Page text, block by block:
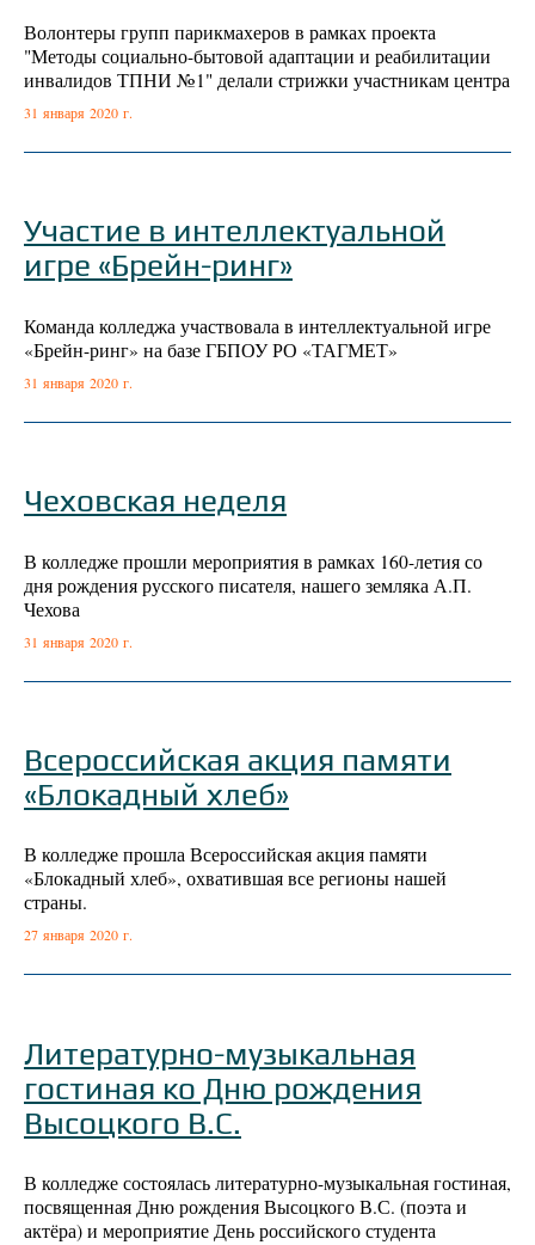
Волонтеры групп парикмахеров в рамках проекта
"Методы социально-бытовой адаптации и реабилитации
инвалидов ТПНИ №1" делали стрижки участникам центра
31 января 2020 г.
Участие в интеллектуальной
игре «Брейн-ринг»
Команда колледжа участвовала в интеллектуальной игре
«Брейн-ринг» на базе ГБПОУ РО «ТАГМЕТ»
31 января 2020 г.
Чеховская неделя
В колледже прошли мероприятия в рамках 160-летия со
дня рождения русского писателя, нашего земляка А.П.
Чехова
31 января 2020 г.
Всероссийская акция памяти
«Блокадный хлеб»
В колледже прошла Всероссийская акция памяти
«Блокадный хлеб», охватившая все регионы нашей
страны.
27 января 2020 г.
Литературно-музыкальная
гостиная ко Дню рождения
Высоцкого В.С.
В колледже состоялась литературно-музыкальная гостиная,
посвященная Дню рождения Высоцкого В.С. (поэта и
актёра) и мероприятие День российского студента